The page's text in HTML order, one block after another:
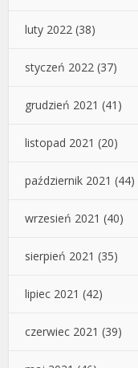
luty 2022 (38)
styczeń 2022 (37)
grudzień 2021 (41)
listopad 2021 (20)
październik 2021 (44)
wrzesień 2021 (40)
sierpień 2021 (35)
lipiec 2021 (42)
czerwiec 2021 (39)